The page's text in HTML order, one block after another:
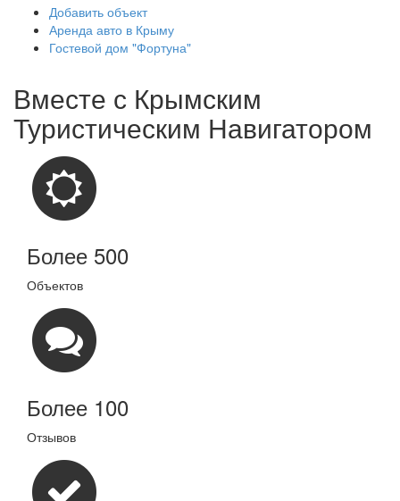
Добавить объект
Аренда авто в Крыму
Гостевой дом "Фортуна"
Вместе с Крымским
Туристическим Навигатором
Более 500
Объектов
Более 100
Отзывов